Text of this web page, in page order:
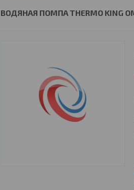
ВОДЯНАЯ ПОМПА THERMO KING